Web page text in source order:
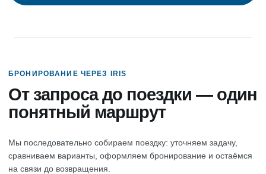
БРОНИРОВАНИЕ ЧЕРЕЗ IRIS
От запроса до поездки — один
понятный маршрут
Мы последовательно собираем поездку: уточняем задачу,
сравниваем варианты, оформляем бронирование и остаёмся
на связи до возвращения.